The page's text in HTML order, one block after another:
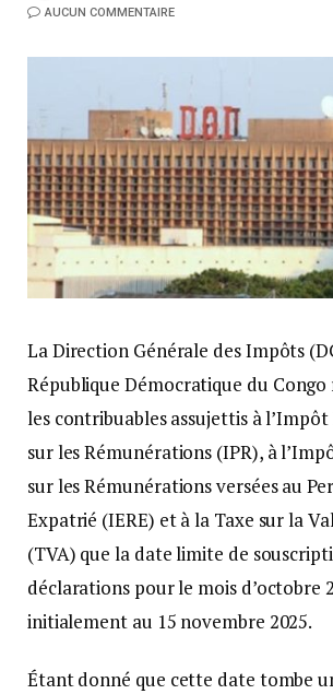
AUCUN COMMENTAIRE
La Direction Générale des Impôts
République Démocratique du
les contribuables assujettis à
sur les Rémunérations (IPR), à
sur les Rémunérations versées au
Expatrié (IERE) et à la Taxe sur la
(TVA) que la date limite de
déclarations pour le mois d’octobre
initialement au 15 novembre 2025.
Étant donné que cette date tombe